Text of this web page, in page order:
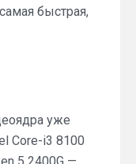
быстрая,
уже
Core-i3 8100